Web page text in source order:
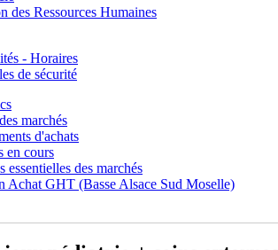
des Ressources Humaines
- Horaires
de sécurité
marchés
d'achats
en cours
essentielles des marchés
Achat GHT (Basse Alsace Sud Moselle)